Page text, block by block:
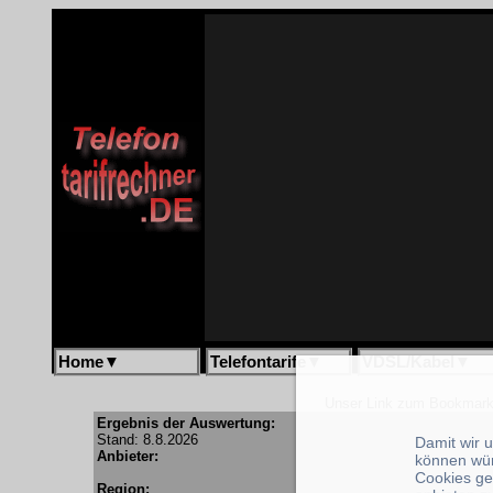
Home▼ Telefontarife▼ VDSL/Kabel▼
Ergebnis der Auswertung:
Stand: 8.8.2026
Anbieter:
Region:
Damit wir
können
Cookies